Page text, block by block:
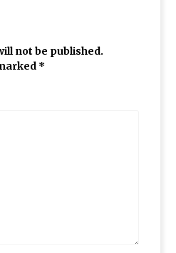
Day 9 May
not be published.
*